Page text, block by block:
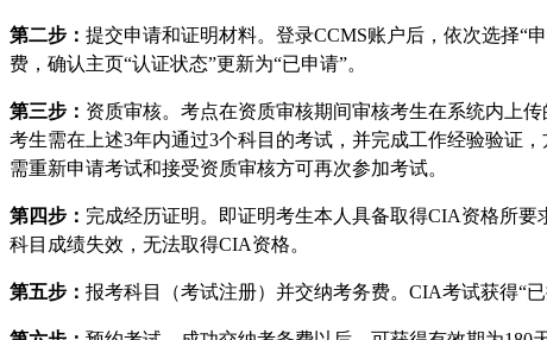
第二步： 提交申请和证明材料。登录CCMS账户后，依次选择“
费，确认主页“认证状态”更新为“已申请”。
第三步： 资质审核。考点在资质审核期间审核考生在系统内上
考生需在上述3年内通过3个科目的考试，并完成工作经验验证
需重新申请考试和接受资质审核方可再次参加考试。
第四步： 完成经历证明。即证明考生本人具备取得CIA资格所
科目成绩失效，无法取得CIA资格。
第五步： 报考科目（考试注册）并交纳考务费。CIA考试获得“